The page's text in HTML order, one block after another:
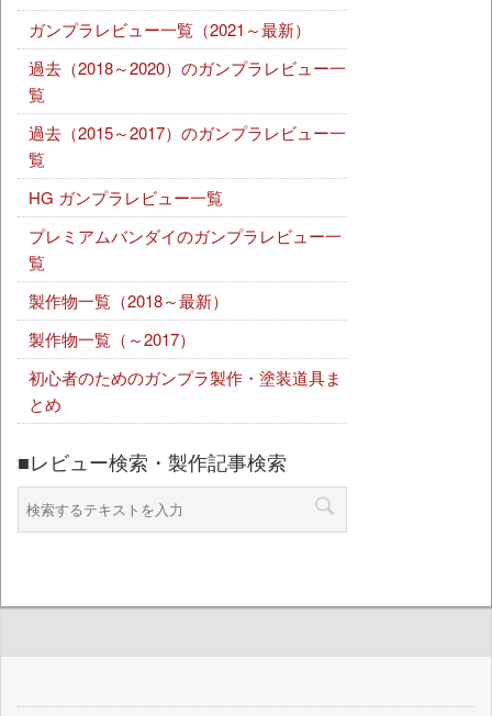
ガンプラレビュー一覧（2021～最新）
過去（2018～2020）のガンプラレビュー一
覧
過去（2015～2017）のガンプラレビュー一
覧
HG ガンプラレビュー一覧
プレミアムバンダイのガンプラレビュー一
覧
製作物一覧（2018～最新）
製作物一覧（～2017）
初心者のためのガンプラ製作・塗装道具ま
とめ
■レビュー検索・製作記事検索